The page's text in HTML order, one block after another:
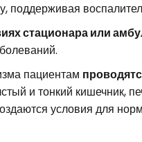
поддерживая
стационара или
пациентам
и тонкий кишечник,
условия для